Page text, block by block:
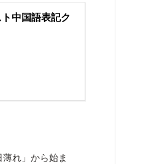
中国語表記ク
れ」から始ま